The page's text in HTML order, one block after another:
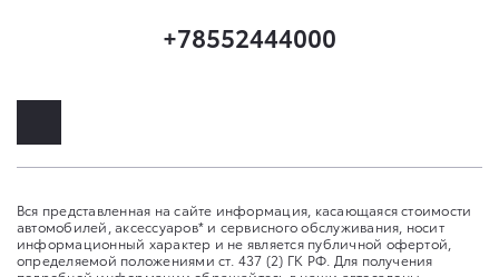
+78552444000
Вся представленная на сайте информация, касающаяся стоимости
автомобилей, аксессуаров* и сервисного обслуживания, носит
информационный характер и не является публичной офертой,
определяемой положениями ст. 437 (2) ГК РФ. Для получения